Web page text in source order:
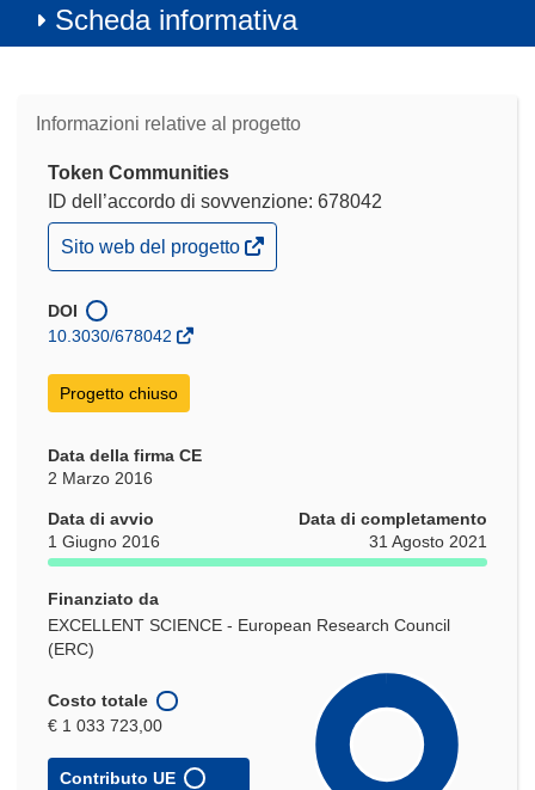
Scheda informativa
Informazioni relative al progetto
Token Communities
ID dell’accordo di sovvenzione: 678042
(si
apre
una
nuova
Sito web del progetto
DOI
10.3030/678042
Progetto chiuso
Data della firma CE
2 Marzo 2016
Data di avvio
1 Giugno 2016
Data di completamento
31 Agosto 2021
Finanziato da
EXCELLENT SCIENCE - European Research Council
(ERC)
Costo totale
€ 1 033 723,00
Contributo UE